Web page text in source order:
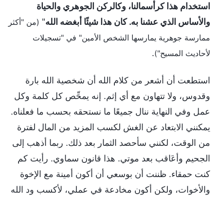
استخدام هذا كرأسمالنا، وكالركن الجوهري والحياة
والأساس الذي عشنا به. كان هذا شيئًا أبغضه الله" (من "أكثر
ممارسة جوهرية يمارسها الشخص الأمين" في "تسجيلات
لأحاديث المسيح").
استطعت أن أشعر من كلام الله أن شخصية الله بارة
وقدوس، ولا تتهاون مع أي إثم. إنه يمحِّص كل كلمة وكل
عمل وفي النهاية ننال جميعًا ما نستحقه بحسب ما فعلناه.
يمكنني الابتعاد عن الغش لكسب المزيد من المال لفترة
من الوقت، لكنني سأحصد الثمار بعد ذلك. ربما أذهب إلى
الجحيم وأعَاقب بعد موتي. هذا قانون سماوي. رأيت كم
كنت حمقاء. ظننت أن بوسعي أن أكون أمينة مع الإخوة
والأخوات، ولكن أكون مخادعة في عملي، لأكسب ود الله